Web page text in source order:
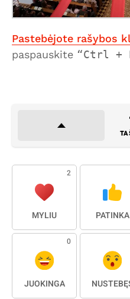
Pastebėjote rašybos
paspauskite
Ctrl +
2
MYLIU PATINKA
0
JUOKINGA